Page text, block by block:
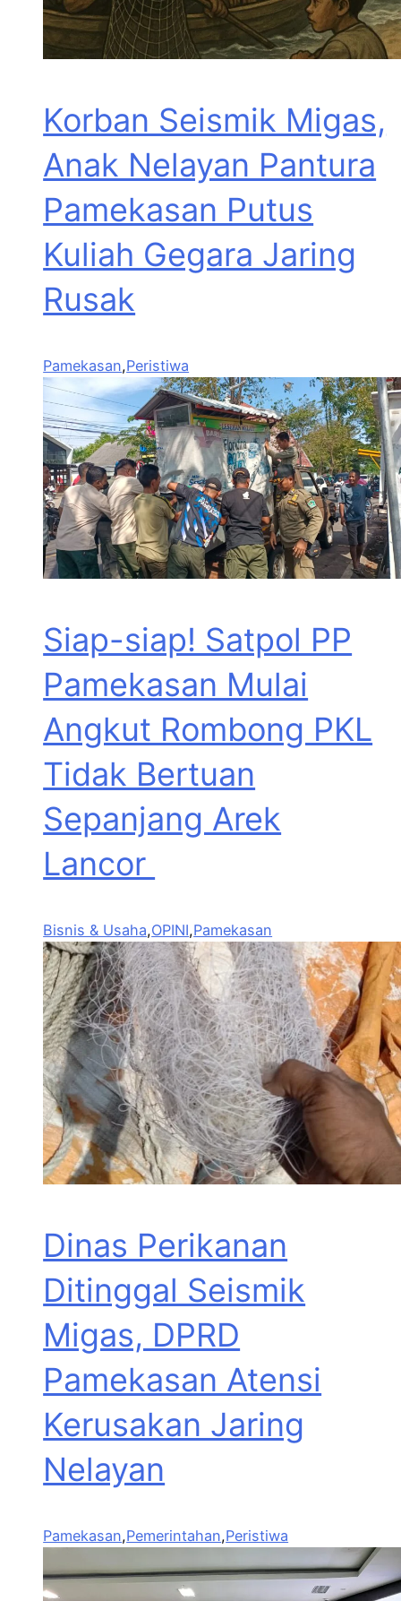
Korban Seismik Migas,
Anak Nelayan Pantura
Pamekasan Putus
Kuliah Gegara Jaring
Rusak
Pamekasan,Peristiwa
Siap-siap! Satpol PP
Pamekasan Mulai
Angkut Rombong PKL
Tidak Bertuan
Sepanjang Arek
Lancor
Bisnis & Usaha,OPINI,Pamekasan
Dinas Perikanan
Ditinggal Seismik
Migas, DPRD
Pamekasan Atensi
Kerusakan Jaring
Nelayan
Pamekasan,Pemerintahan,Peristiwa